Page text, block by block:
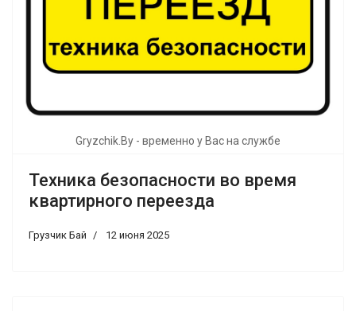
Gryzchik.By - временно у Вас на службе
Техника безопасности во время
квартирного переезда
Грузчик Бай 12 июня 2025